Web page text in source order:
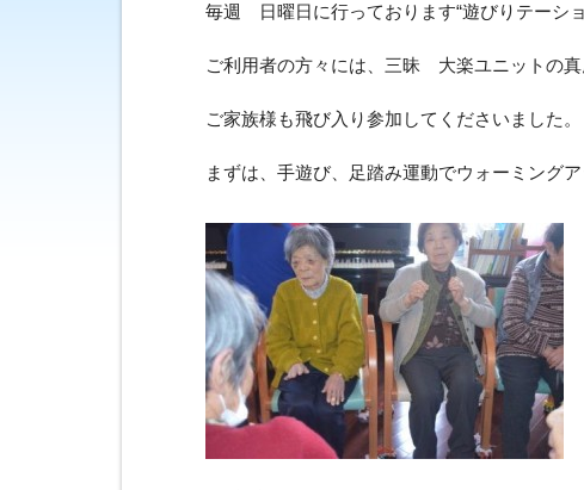
毎週 日曜日に行っております“遊びりテーシ
ご利用者の方々には、三昧 大楽ユニットの真
ご家族様も飛び入り参加してくださいました。
まずは、手遊び、足踏み運動でウォーミング